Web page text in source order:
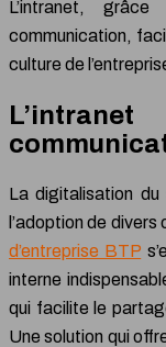
L’intranet,
communication,
culture de
La digitalisation
l’adoption de divers
d’entreprise BTP
interne
qui facilite le
Une solution qui